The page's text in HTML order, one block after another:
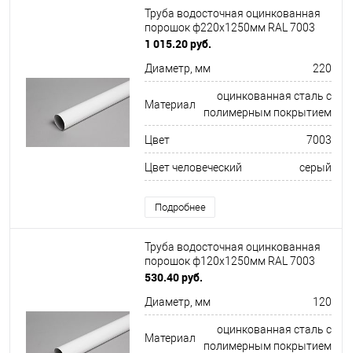
Труба водосточная оцинкованная
порошок ф220х1250мм RAL 7003
1 015.20 руб.
Диаметр, мм 220
Материал
оцинкованная сталь с
полимерным покрытием
Цвет 7003
Цвет человеческий серый
Подробнее
Труба водосточная оцинкованная
порошок ф120х1250мм RAL 7003
530.40 руб.
Диаметр, мм 120
Материал
оцинкованная сталь с
полимерным покрытием